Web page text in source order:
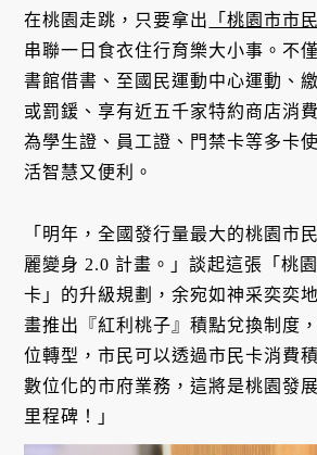
在桃園走跳，只要拿出 「桃園市市
串聯一日食衣住行育樂大小事。不
書館借書、至國民運動中心運動、
或罰鍰、享有近五千家特約商店消
為學生證、員工證、門禁卡等多卡
活智慧又便利。
「明年，全國發行量最大的桃園市
麗變身 2.0 計畫。」談起這張「桃
卡」的升級規劃，余宛如神采奕奕
畫推出『紅利桃子』積點兌換制度
位轉型，市民可以透過市民卡消費
數位化的市府業務，這將是桃園發
里程碑！」